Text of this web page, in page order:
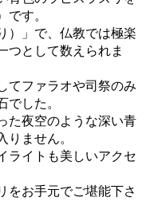
です。
）」で、仏教では極楽
つとして数えられま
てファラオや司祭のみ
でした。
た夜空のような深い青
りません。
ライトも美しいアクセ
をお手元でご堪能下さ